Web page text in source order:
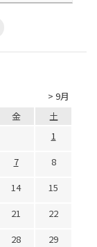
> 9月
金
土
1
7
8
14
15
21
22
28
29